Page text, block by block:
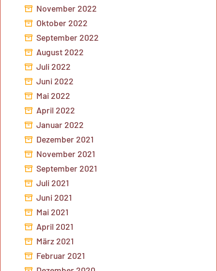
November 2022
Oktober 2022
September 2022
August 2022
Juli 2022
Juni 2022
Mai 2022
April 2022
Januar 2022
Dezember 2021
November 2021
September 2021
Juli 2021
Juni 2021
Mai 2021
April 2021
März 2021
Februar 2021